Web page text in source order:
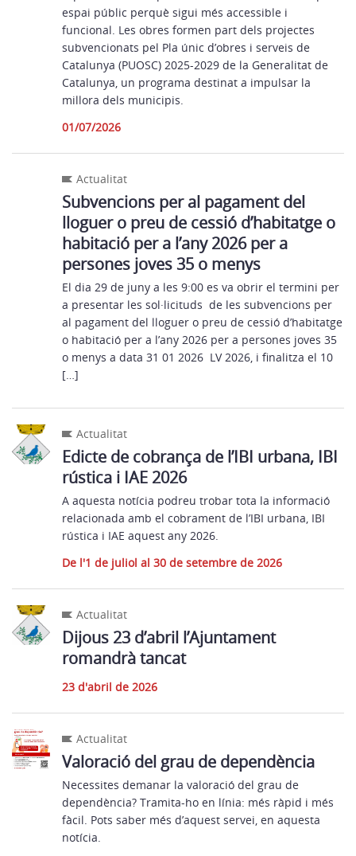
espai públic perquè sigui més accessible i
funcional. Les obres formen part dels projectes
subvencionats pel Pla únic d’obres i serveis de
Catalunya (PUOSC) 2025-2029 de la Generalitat de
Catalunya, un programa destinat a impulsar la
millora dels municipis.
01/07/2026
Actualitat
Subvencions per al pagament del
lloguer o preu de cessió d’habitatge o
habitació per a l’any 2026 per a
persones joves 35 o menys
El dia 29 de juny a les 9:00 es va obrir el termini per
a presentar les sol·licituds de les subvencions per
al pagament del lloguer o preu de cessió d’habitatge
o habitació per a l’any 2026 per a persones joves 35
o menys a data 31 01 2026 LV 2026, i finalitza el 10
[…]
Actualitat
Edicte de cobrança de l’IBI urbana, IBI
rústica i IAE 2026
A aquesta notícia podreu trobar tota la informació
relacionada amb el cobrament de l’IBI urbana, IBI
rústica i IAE aquest any 2026.
De l'1 de juliol al 30 de setembre de 2026
Actualitat
Dijous 23 d’abril l’Ajuntament
romandrà tancat
23 d'abril de 2026
Actualitat
Valoració del grau de dependència
Necessites demanar la valoració del grau de
dependència? Tramita-ho en línia: més ràpid i més
fàcil. Pots saber més d’aquest servei, en aquesta
notícia.